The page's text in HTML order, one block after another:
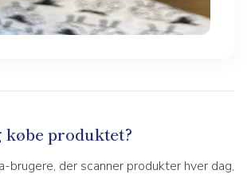
produktet?
brugere, der scanner produkter hver dag,